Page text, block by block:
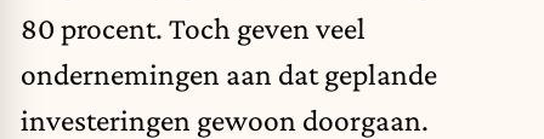
80 procent. Toch geven veel
ondernemingen aan dat geplande
investeringen gewoon doorgaan.